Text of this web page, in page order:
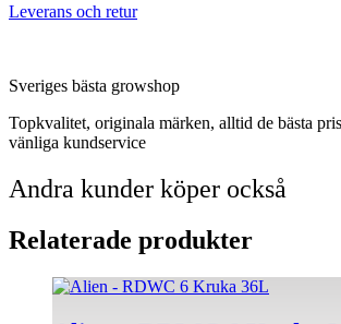
Leverans och retur
Sveriges bästa growshop
Topkvalitet, originala märken, alltid de bästa
vänliga kundservice
Andra kunder köper också
Relaterade produkter